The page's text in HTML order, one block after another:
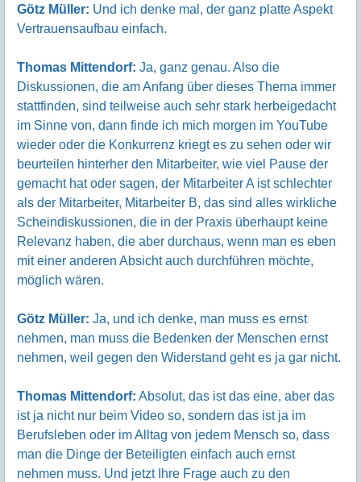
Götz Müller: Und ich denke mal, der ganz platte Aspekt
Vertrauensaufbau einfach.
Thomas Mittendorf: Ja, ganz genau. Also die
Diskussionen, die am Anfang über dieses Thema immer
stattfinden, sind teilweise auch sehr stark herbeigedacht
im Sinne von, dann finde ich mich morgen im YouTube
wieder oder die Konkurrenz kriegt es zu sehen oder wir
beurteilen hinterher den Mitarbeiter, wie viel Pause der
gemacht hat oder sagen, der Mitarbeiter A ist schlechter
als der Mitarbeiter, Mitarbeiter B, das sind alles wirkliche
Scheindiskussionen, die in der Praxis überhaupt keine
Relevanz haben, die aber durchaus, wenn man es eben
mit einer anderen Absicht auch durchführen möchte,
möglich wären.
Götz Müller: Ja, und ich denke, man muss es ernst
nehmen, man muss die Bedenken der Menschen ernst
nehmen, weil gegen den Widerstand geht es ja gar nicht.
Thomas Mittendorf: Absolut, das ist das eine, aber das
ist ja nicht nur beim Video so, sondern das ist ja im
Berufsleben oder im Alltag von jedem Mensch so, dass
man die Dinge der Beteiligten einfach auch ernst
nehmen muss. Und jetzt Ihre Frage auch zu den